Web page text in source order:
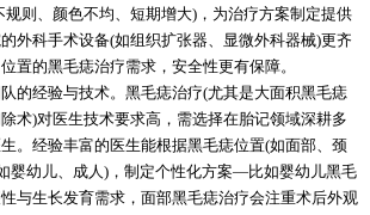
则、颜色不均、短期增大)，为治疗方案制定提供
外科手术设备(如组织扩张器、显微外科器械)更齐
置的黑毛痣治疗需求，安全性更有保障。
经验与技术。黑毛痣治疗(尤其是大面积黑毛痣
术)对医生技术要求高，需选择在胎记领域深耕多
。经验丰富的医生能根据黑毛痣位置(如面部、颈
婴幼儿、成人)，制定个性化方案—比如婴幼儿黑毛
与生长发育需求，面部黑毛痣治疗会注重术后外观